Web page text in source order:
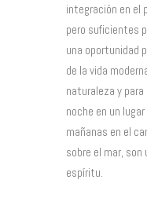
integración en el
pero suficientes
una oportunidad
de la vida
naturaleza y
noche en un
mañanas en el
sobre el mar,
espíritu.